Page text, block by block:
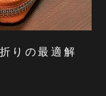
りの最適解